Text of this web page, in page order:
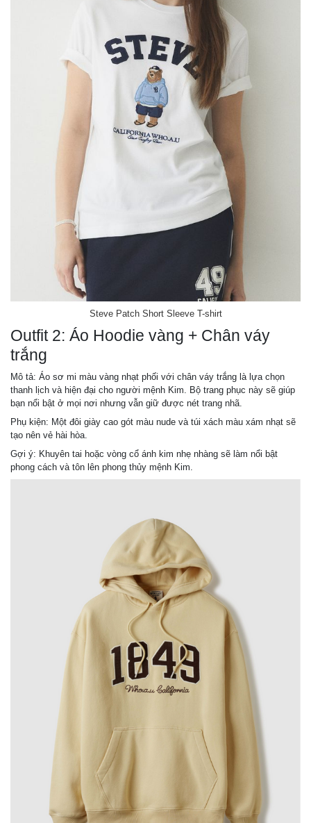
Steve Patch Short Sleeve T-shirt
Outfit 2: Áo Hoodie vàng + Chân váy
trắng
Mô tả: Áo sơ mi màu vàng nhạt phối với chân váy trắng là lựa chọn
thanh lịch và hiện đại cho người mệnh Kim. Bộ trang phục này sẽ giúp
bạn nổi bật ở mọi nơi nhưng vẫn giữ được nét trang nhã.
Phụ kiện: Một đôi giày cao gót màu nude và túi xách màu xám nhạt sẽ
tạo nên vẻ hài hòa.
Gợi ý: Khuyên tai hoặc vòng cổ ánh kim nhẹ nhàng sẽ làm nổi bật
phong cách và tôn lên phong thủy mệnh Kim.